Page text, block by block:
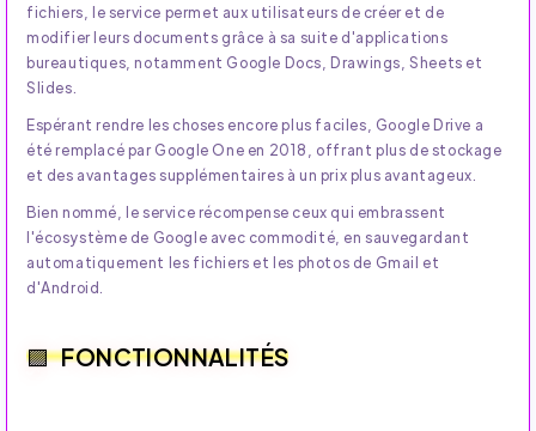
fichiers, le service permet aux utilisateurs de créer et de
modifier leurs documents grâce à sa suite d'applications
bureautiques, notamment Google Docs, Drawings, Sheets et
Slides.
Espérant rendre les choses encore plus faciles, Google Drive a
été remplacé par Google One en 2018, offrant plus de stockage
et des avantages supplémentaires à un prix plus avantageux.
Bien nommé, le service récompense ceux qui embrassent
l'écosystème de Google avec commodité, en sauvegardant
automatiquement les fichiers et les photos de Gmail et
d'Android.
FONCTIONNALITÉS